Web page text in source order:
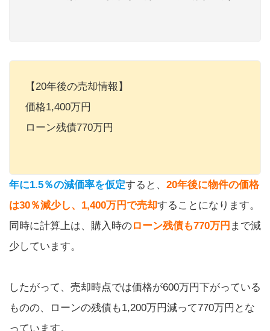
【20年後の売却情報】
価格1,400万円
ローン残債770万円
年に1.5％の減価率を仮定すると、 20年後に物件の価格
は30％減少し、1,400万円で売却することになります。
同時に計算上は、購入時のローン残債も770万円 まで減
少しています。
したがって、売却時点では価格が600万円下がっている
ものの、ローンの残債も1,200万円減って770万円とな
っています。